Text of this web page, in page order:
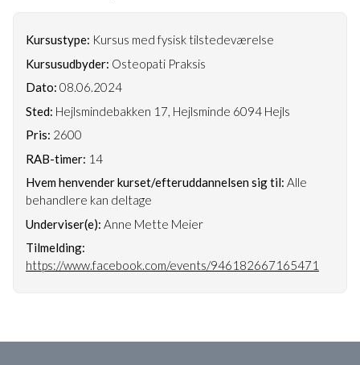
Kursustype: Kursus med fysisk tilstedeværelse
Kursusudbyder: Osteopati Praksis
Dato: 08.06.2024
Sted: Hejlsmindebakken 17, Hejlsminde 6094 Hejls
Pris: 2600
RAB-timer: 14
Hvem henvender kurset/efteruddannelsen sig til: Alle
behandlere kan deltage
Underviser(e): Anne Mette Meier
Tilmelding:
https://www.facebook.com/events/946182667165471